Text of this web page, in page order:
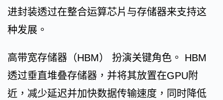
进封装透过在整合运算芯片与存储器来支持这
种发展。
高带宽存储器（HBM） 扮演关键角色。 HBM
透过垂直堆叠存储器，并将其放置在GPU附
近，减少延迟并加快数据传输速度，同时降低